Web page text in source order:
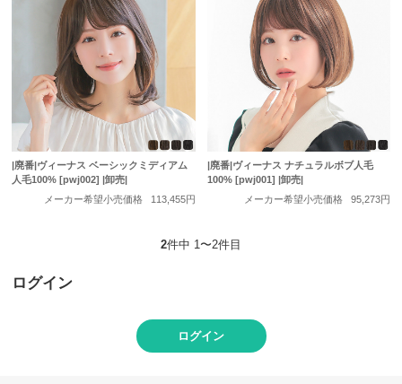
|廃番|ヴィーナス ベーシックミディアム
人毛100% [pwj002] |卸売|
メーカー希望小売価格
113,455円
|廃番|ヴィーナス ナチュラルボブ人毛
100% [pwj001] |卸売|
メーカー希望小売価格
95,273円
2件中 1〜2件目
ログイン
ログイン